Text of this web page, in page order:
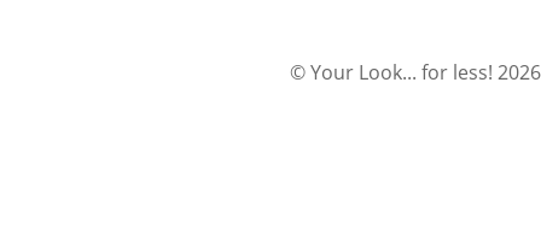
© Your Look... for less! 2026